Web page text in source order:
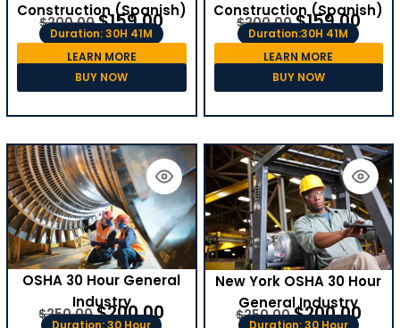
Construction (Spanish)
$200.00 $159.00
Duration: 30H 41M
LEARN MORE
BUY NOW
Construction (Spanish)
$200.00 $159.00
Duration:30H 41M
LEARN MORE
BUY NOW
OSHA 30 Hour General
Industry
$250.00 $200.00
Duration: 30 Hour
New York OSHA 30 Hour
General Industry
$250.00 $200.00
Duration: 30 Hour